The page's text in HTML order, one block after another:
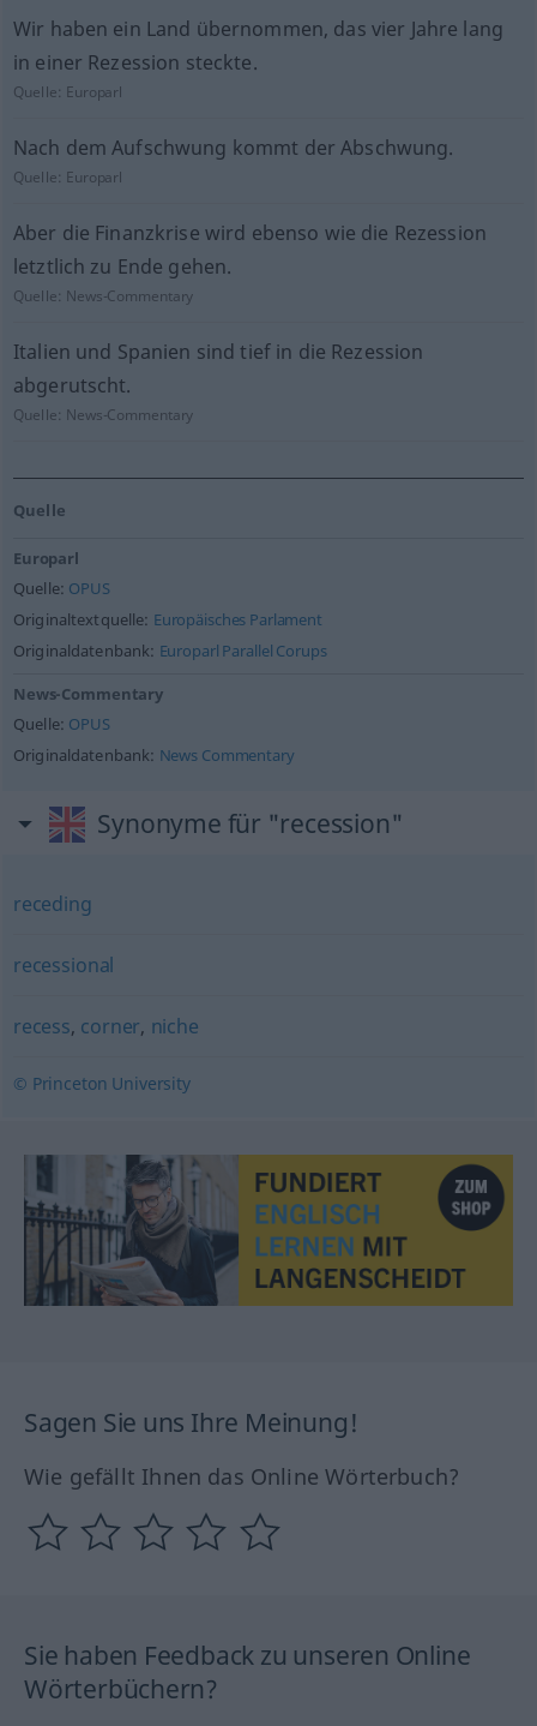
Wir haben ein Land übernommen, das vier Jahre lang
in einer Rezession steckte.
Quelle: Europarl
Nach dem Aufschwung kommt der Abschwung.
Quelle: Europarl
Aber die Finanzkrise wird ebenso wie die Rezession
letztlich zu Ende gehen.
Quelle: News-Commentary
Italien und Spanien sind tief in die Rezession
abgerutscht.
Quelle: News-Commentary
Quelle
Europarl
Quelle: OPUS
Originaltextquelle: Europäisches Parlament
Originaldatenbank: Europarl Parallel Corups
News-Commentary
Quelle: OPUS
Originaldatenbank: News Commentary
Synonyme für "recession"
receding
recessional
recess, corner, niche
© Princeton University
Sagen Sie uns Ihre Meinung!
Wie gefällt Ihnen das Online Wörterbuch?
Sie haben Feedback zu unseren Online
Wörterbüchern?